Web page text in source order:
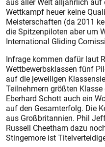
Wettkampf heuer keine
Meisterschaften (da 2011
die Spitzenpiloten aber um
International Gliding
Infrage kommen dafür laut
Wettbewerbsklassen fünf
auf die jeweiligen
Teilnehmern größten
Eberhard Schott auch ein
auf den Gesamterfolg. Die
aus Großbritannien. Phil
Russell Cheetham dazu
Stingemore ist